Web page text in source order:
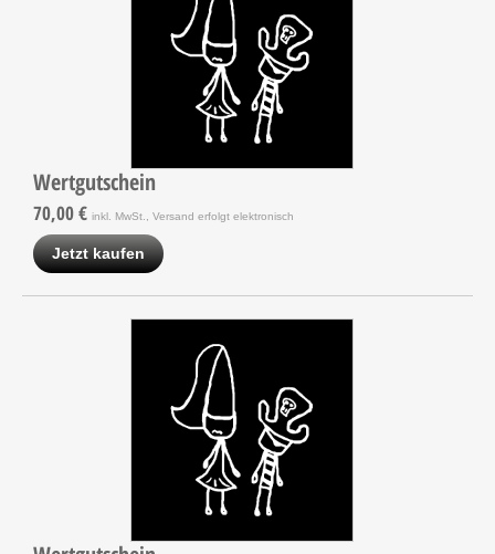
Wertgutschein
70,00 € inkl. MwSt., Versand erfolgt elektronisch
Jetzt kaufen